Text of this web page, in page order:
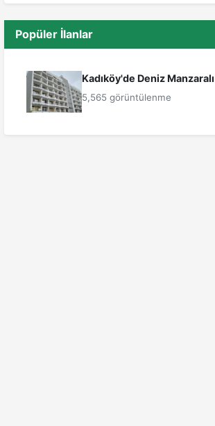
Popüler İlanlar
Kadıköy'de Deniz
5,565 görüntülenme